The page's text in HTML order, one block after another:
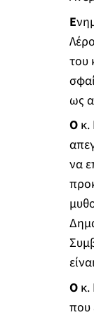
Ε
του
ως
Οκ.
να
Οκ.
που